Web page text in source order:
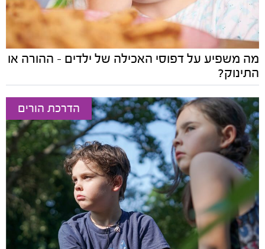
מה משפיע על דפוסי האכילה של ילדים - ההורה או
התינוק?
הדרכת הורים